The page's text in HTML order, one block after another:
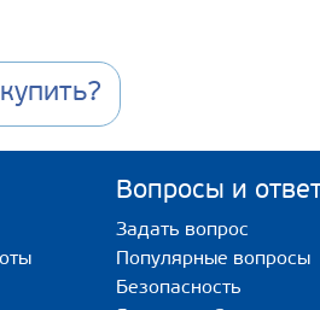
Вопросы и
Задать вопрос
Популярные вопросы
Безопасность